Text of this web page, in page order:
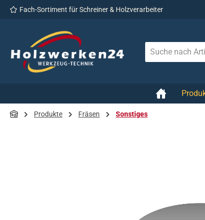
Hauptinhalt springen
Zur Suche springen
Zur Hauptnavigation springen
Fach-Sortiment für Schreiner & Holzverarbeiter
Produkte Fräsen Sonstiges